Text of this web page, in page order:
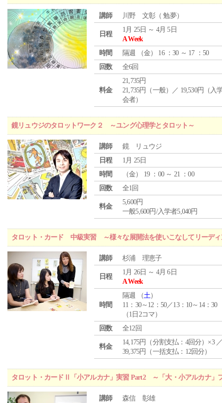
講師 川野 文彰（ 勉夢）
日程
1月 25日 ～ 4月 5日
A Week
時間
隔週 （金） 16 ：30 ～ 17 ：50
回数
全6回
料金
21,735円
21,735円（一般）／ 19,530円（入
会者）
鏡リュウジのタロットワーク２ ～ユング心理学とタロット～
講師
鏡 リュウジ
日程
1月 25日
時間
（金） 19 ：00 ～ 21 ：00
回数
全1回
料金
5,600円
一般5,600円/入学者5,040円
タロット・カード 中級実習 ～様々な展開法を使いこなしてリーディ
講師 杉浦 理恵子
日程
1月 26日 ～ 4月 6日
A Week
時間
隔週 （土）
11：30～12：50／13：10～14：30
（1日2コマ）
回数
全12回
料金
14,175円（分割支払：4回分）×3
39,375円（一括支払：12回分）
タロット・カードⅡ「小アルカナ」実習 Part2 ～「大・小アルカナ」
講師 森信 彰雄